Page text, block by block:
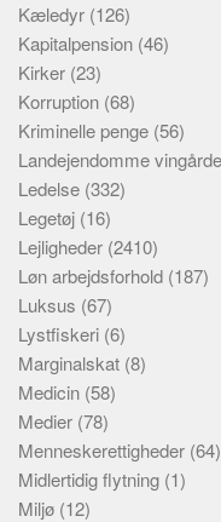
Kæledyr (126)
Kapitalpension (46)
Kirker (23)
Korruption (68)
Kriminelle penge (56)
Landejendomme vingårde
Ledelse (332)
Legetøj (16)
Lejligheder (2410)
Løn arbejdsforhold (187)
Luksus (67)
Lystfiskeri (6)
Marginalskat (8)
Medicin (58)
Medier (78)
Menneskerettigheder (64)
Midlertidig flytning (1)
Miljø (12)